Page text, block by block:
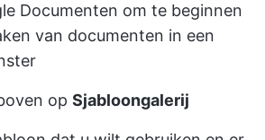
Documenten om te beginnen
van documenten in een
op Sjabloongalerij